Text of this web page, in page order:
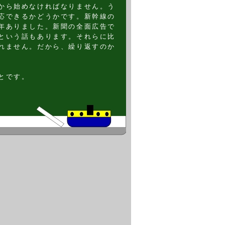
始めなければなりません。う
できるかどうかです。新幹線の
ありました。新聞の全面広告で
いう話もあります。それらに比
ません。だから、繰り返すのか
す。